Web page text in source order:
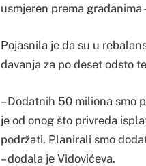
usmjeren prema građanima
Pojasnila je da su u
davanja za po deset odsto
– Dodatnih 50 miliona smo
je od onog što privreda
podržati. Planirali smo
– dodala je Vidovićeva.